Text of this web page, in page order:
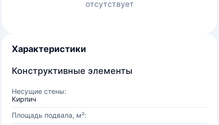
отсутствует
Характеристики
Конструктивные элементы
Несущие стены:
Кирпич
Площадь подвала, м²: